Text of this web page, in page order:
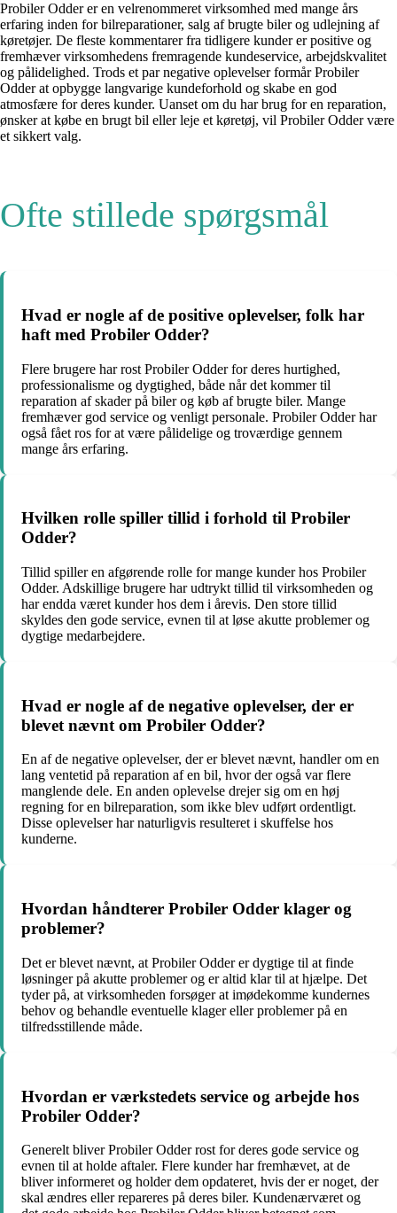
Probiler Odder er en velrenommeret virksomhed med mange års
erfaring inden for bilreparationer, salg af brugte biler og udlejning af
køretøjer. De fleste kommentarer fra tidligere kunder er positive og
fremhæver virksomhedens fremragende kundeservice, arbejdskvalitet
og pålidelighed. Trods et par negative oplevelser formår Probiler
Odder at opbygge langvarige kundeforhold og skabe en god
atmosfære for deres kunder. Uanset om du har brug for en reparation,
ønsker at købe en brugt bil eller leje et køretøj, vil Probiler Odder være
et sikkert valg.
Ofte stillede spørgsmål
Hvad er nogle af de positive oplevelser, folk har
haft med Probiler Odder?
Flere brugere har rost Probiler Odder for deres hurtighed,
professionalisme og dygtighed, både når det kommer til
reparation af skader på biler og køb af brugte biler. Mange
fremhæver god service og venligt personale. Probiler Odder har
også fået ros for at være pålidelige og troværdige gennem
mange års erfaring.
Hvilken rolle spiller tillid i forhold til Probiler
Odder?
Tillid spiller en afgørende rolle for mange kunder hos Probiler
Odder. Adskillige brugere har udtrykt tillid til virksomheden og
har endda været kunder hos dem i årevis. Den store tillid
skyldes den gode service, evnen til at løse akutte problemer og
dygtige medarbejdere.
Hvad er nogle af de negative oplevelser, der er
blevet nævnt om Probiler Odder?
En af de negative oplevelser, der er blevet nævnt, handler om en
lang ventetid på reparation af en bil, hvor der også var flere
manglende dele. En anden oplevelse drejer sig om en høj
regning for en bilreparation, som ikke blev udført ordentligt.
Disse oplevelser har naturligvis resulteret i skuffelse hos
kunderne.
Hvordan håndterer Probiler Odder klager og
problemer?
Det er blevet nævnt, at Probiler Odder er dygtige til at finde
løsninger på akutte problemer og er altid klar til at hjælpe. Det
tyder på, at virksomheden forsøger at imødekomme kundernes
behov og behandle eventuelle klager eller problemer på en
tilfredsstillende måde.
Hvordan er værkstedets service og arbejde hos
Probiler Odder?
Generelt bliver Probiler Odder rost for deres gode service og
evnen til at holde aftaler. Flere kunder har fremhævet, at de
bliver informeret og holder dem opdateret, hvis der er noget, der
skal ændres eller repareres på deres biler. Kundenærværet og